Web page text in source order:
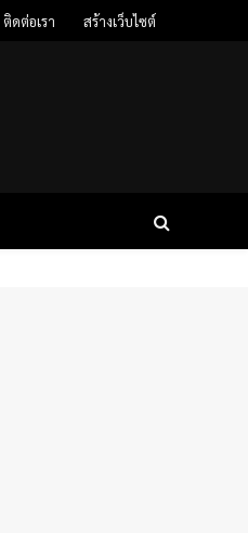
ติดต่อเรา สร้างเว็บไซต์